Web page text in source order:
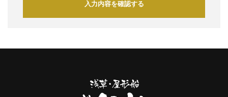
入力内容を確認する